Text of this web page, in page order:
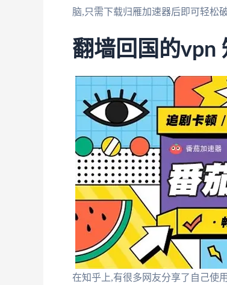
脑,只需下载归雁加速器后即可轻松
翻墙回国的vpn
在知乎上,有很多网友分享了自己使